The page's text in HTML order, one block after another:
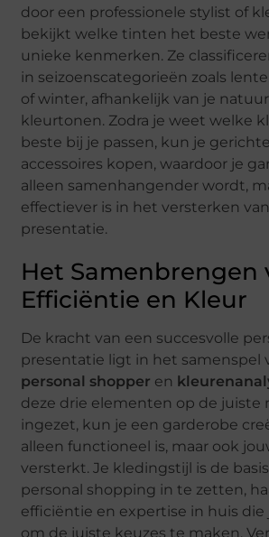
door een professionele stylist of
bekijkt welke tinten het beste
unieke kenmerken. Ze
in seizoenscategorieën zoals
of winter, afhankelijk van je
kleurtonen. Zodra je weet welke
beste bij je passen, kun je
accessoires kopen, waardoor je
alleen samenhangender wordt,
effectiever is in het versterken
presentatie.
Het Samenbrengen
Efficiëntie en Kleur
De kracht van een succesvolle
presentatie ligt in het samenspel
personal shopper en
deze drie elementen op de juiste
ingezet, kun je een garderobe
alleen functioneel is, maar ook
versterkt. Je kledingstijl is de
personal shopping in te zetten,
efficiëntie en expertise in huis
om de juiste keuzes te maken.